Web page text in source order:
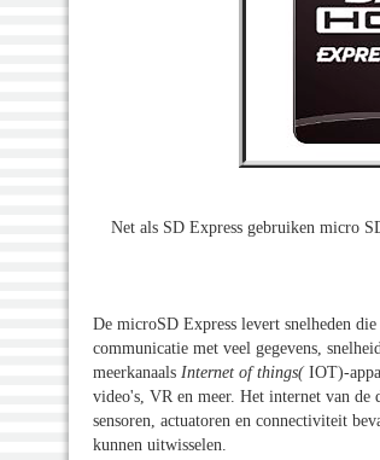
Net als SD Express gebruiken micro
De microSD Express levert snelheden
communicatie met veel gegevens,
meerkanaals Internet of things(IOT)-
video's, VR en meer. Het internet van de
sensoren, actuatoren en connectiviteit
kunnen uitwisselen.